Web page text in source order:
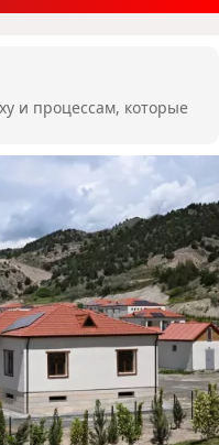
и процессам, которые